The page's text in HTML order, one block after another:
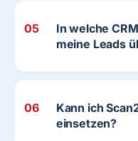
05
In welche
meine Leads
06
Kann ich
einsetzen?